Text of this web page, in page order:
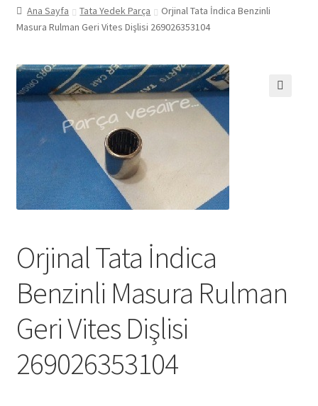
Ürün Gönderimi ve Saatleri
Ana Sayfa Tata Yedek Parça
Orjinal Tata İndica Benzinli
Masura Rulman Geri Vites Dişlisi 269026353104
Orjinal Tata İndica
Benzinli Masura Rulman
Geri Vites Dişlisi
269026353104